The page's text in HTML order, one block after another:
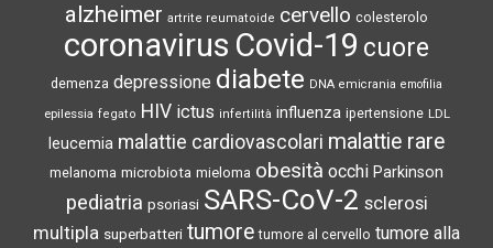
alzheimer artrite reumatoide cervello colesterolo
coronavirus Covid-19 cuore
demenza depressione diabete DNA emicrania emofilia
epilessia fegato HIV ictus infertilità influenza ipertensione LDL
leucemia malattie cardiovascolari malattie rare
melanoma microbiota mieloma obesità occhi Parkinson
pediatria psoriasi SARS-CoV-2 sclerosi
multipla superbatteri tumore tumore al cervello tumore alla